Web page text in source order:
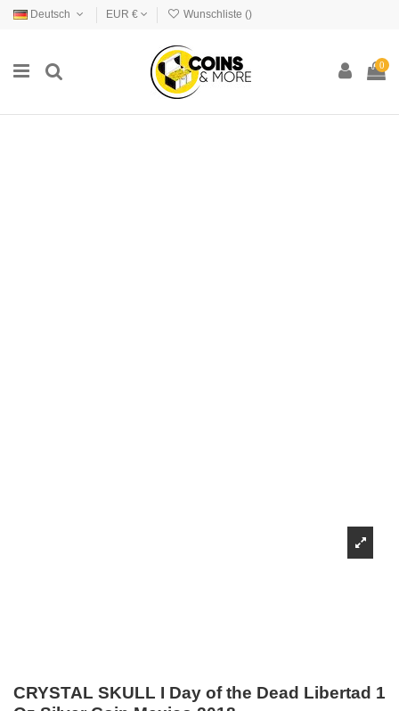
Deutsch EUR € Wunschliste ()
0
CRYSTAL SKULL I Day of the Dead Libertad 1